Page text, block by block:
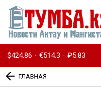
$424.86 · €514.3 · ₽5.83
ГЛАВНАЯ